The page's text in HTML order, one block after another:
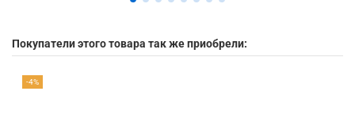
Покупатели этого товара так же приобрели:
-4%